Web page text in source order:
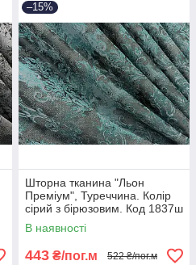
–15%
Шторна тканина "Льон
Преміум", Туреччина. Колір
сірий з бірюзовим. Код 1837ш
В наявності
443 ₴/пог.м 522 ₴/пог.м